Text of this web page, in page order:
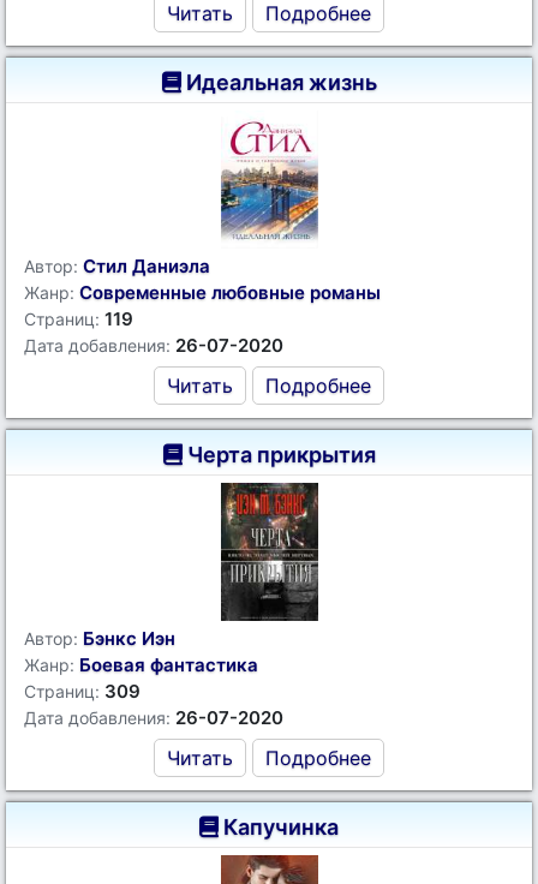
Читать Подробнее
Идеальная жизнь
Автор: Стил Даниэла
Жанр: Современные любовные романы
Страниц: 119
Дата добавления: 26-07-2020
Читать Подробнее
Черта прикрытия
Автор: Бэнкс Иэн
Жанр: Боевая фантастика
Страниц: 309
Дата добавления: 26-07-2020
Читать Подробнее
Капучинка